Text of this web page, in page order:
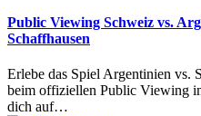
Public Viewing Schweiz vs.
Schaffhausen
Erlebe das Spiel Argentinien vs.
beim offiziellen Public Viewing
dich auf…